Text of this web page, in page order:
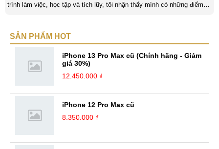
trình làm việc, học tập và tích lũy, tôi nhận thấy mình có những điểm
năng làm việc độc lập, làm việc nhóm tốt. Yêu thích chạy bộ, nghe
SẢN PHẨM HOT
iPhone 13 Pro Max cũ (Chính hãng - Giảm
giá 30%)
12.450.000 ₫
iPhone 12 Pro Max cũ
8.350.000 ₫